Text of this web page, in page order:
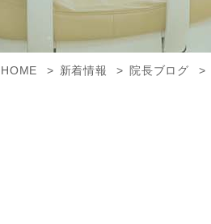
HOME 新着情報 院長ブログ